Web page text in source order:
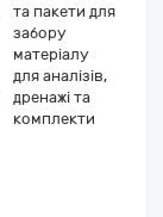
та пакети для
забору
матеріалу
для аналізів,
дренажі та
комплекти